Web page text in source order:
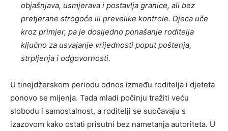
objašnjava, usmjerava i postavlja granice, ali bez
pretjerane strogoće ili prevelike kontrole. Djeca uče
kroz primjer, pa je dosljedno ponašanje roditelja
ključno za usvajanje vrijednosti poput poštenja,
strpljenja i odgovornosti.
U tinejdžerskom periodu odnos između roditelja i djeteta
ponovo se mijenja. Tada mladi počinju tražiti veću
slobodu i samostalnost, a roditelji se suočavaju s
izazovom kako ostati prisutni bez nametanja autoriteta. U